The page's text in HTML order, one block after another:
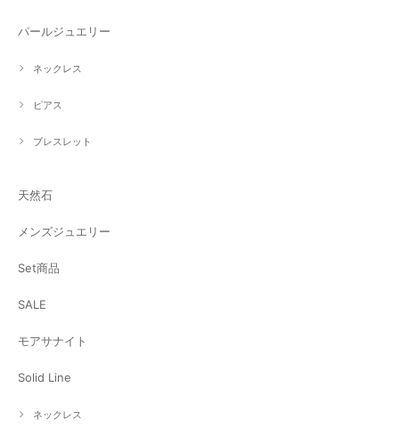
パールジュエリー
ネックレス
ピアス
ブレスレット
天然石
メンズジュエリー
Set商品
SALE
モアサナイト
Solid Line
ネックレス